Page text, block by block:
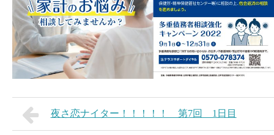
夜さ恋ナイター！！！！！ 第7回 1日目